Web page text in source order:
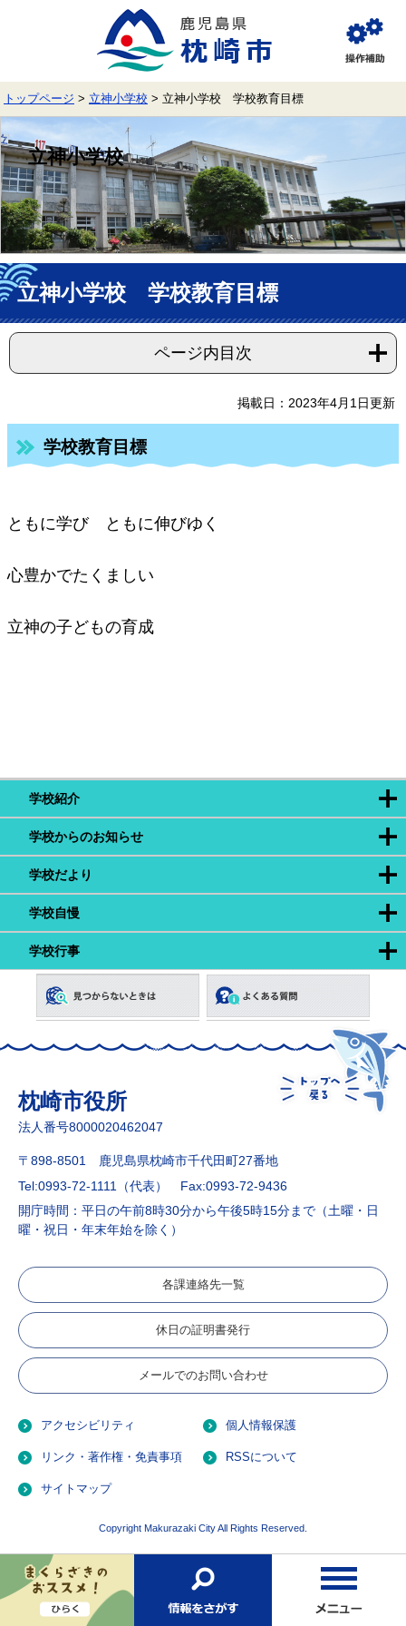
で
す。
ば
し
て
本
文
へ
覧
補
お
検
トップページ > 立神小学校 > 立神小学校 学校教育目標
立神小学校
学校紹介
学校からのお知らせ
学校だより
学校自慢
学校行事
本
文 立神小学校 学校教育目標
ページ内目次
掲載日：2023年4月1日更新
学校教育目標
ともに学び ともに伸びゆく
心豊かでたくましい
立神の子どもの育成
枕崎市役所
法人番号8000020462047
〒898-8501 鹿児島県枕崎市千代田町27番地
Tel:0993-72-1111（代表）
Fax:0993-72-9436
開庁時間：平日の午前8時30分から午後5時15分まで（土曜・日
曜・祝日・年末年始を除く）
各課連絡先一覧
休日の証明書発行
メールでのお問い合わせ
アクセシビリティ 個人情報保護
リンク・著作権・免責事項 RSSについて
サイトマップ
Copyright Makurazaki City All Rights Reserved.